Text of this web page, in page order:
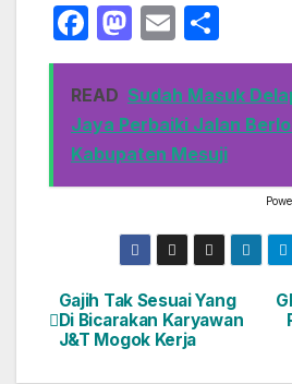
F
a
c
e
b
o
M
a
st
o
d
o
n
E
m
ail
h
ar
e
READ Sudah Masuk
Jaya Perbaiki Jalan
Kabupaten Mesuji
Navigasi
pos
Gajih Tak Sesuai Yang
Di Bicarakan Karyawan
J&T Mogok Kerja